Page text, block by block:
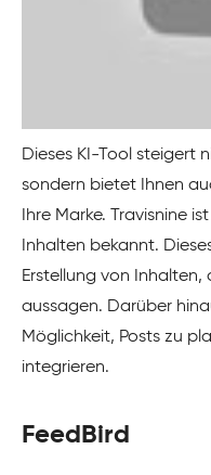
Dieses KI-Tool steigert
sondern bietet Ihnen
Ihre Marke. Travisnine
Inhalten bekannt.
Erstellung von Inhalten,
aussagen. Darüber
Möglichkeit, Posts zu
integrieren.
FeedBird